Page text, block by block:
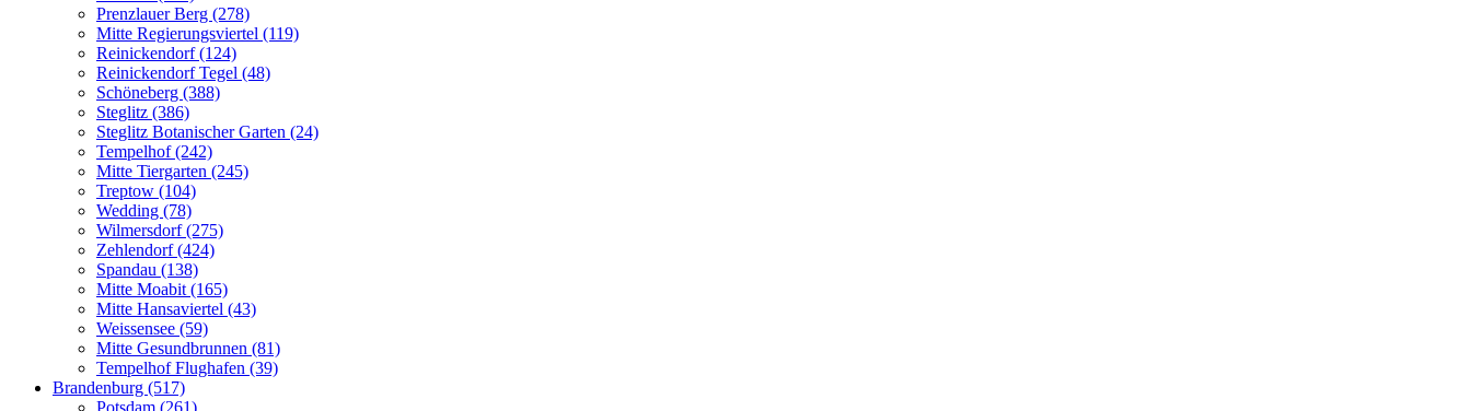
Prenzlauer Berg (278)
Mitte Regierungsviertel (119)
Reinickendorf (124)
Reinickendorf Tegel (48)
Schöneberg (388)
Steglitz (386)
Steglitz Botanischer Garten (24)
Tempelhof (242)
Mitte Tiergarten (245)
Treptow (104)
Wedding (78)
Wilmersdorf (275)
Zehlendorf (424)
Spandau (138)
Mitte Moabit (165)
Mitte Hansaviertel (43)
Weissensee (59)
Mitte Gesundbrunnen (81)
Tempelhof Flughafen (39)
Brandenburg (517)
Potsdam (261)